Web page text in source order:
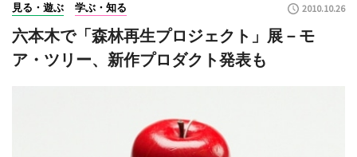
見る・遊ぶ 学ぶ・知る 2010.10.26
六本木で「森林再生プロジェクト」展－モ
ア・ツリー、新作プロダクト発表も